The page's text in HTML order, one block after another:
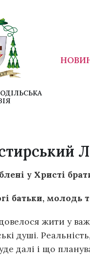
у Христі
батьки, молодь
жити у
душі.
далі і що